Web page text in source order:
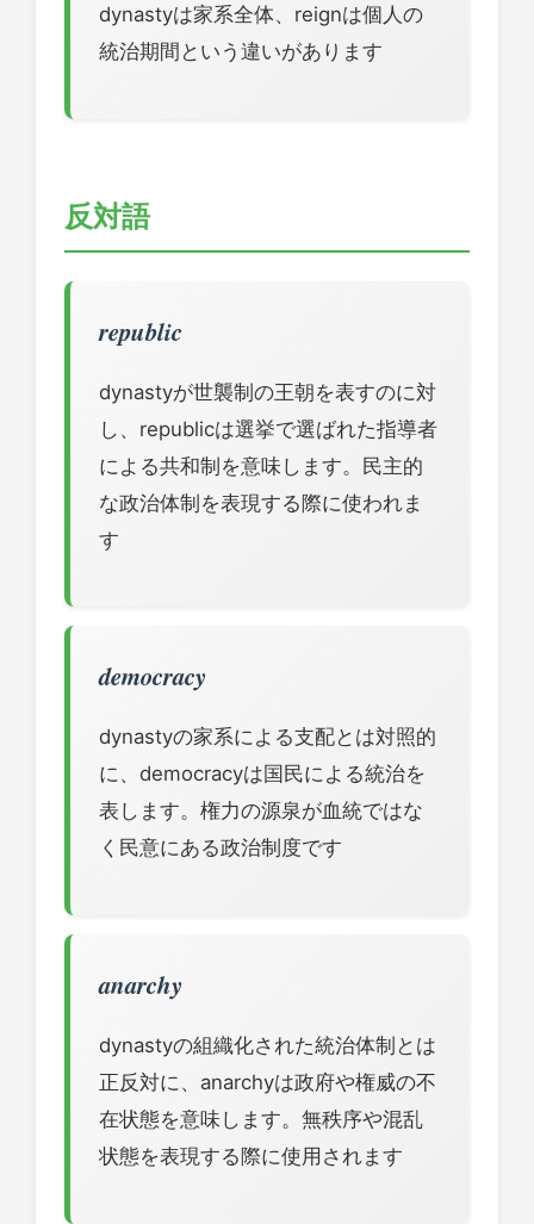
dynastyは家系全体、reignは個人の
統治期間という違いがあります
反対語
republic
dynastyが世襲制の王朝を表すのに対
し、republicは選挙で選ばれた指導者
による共和制を意味します。民主的
な政治体制を表現する際に使われま
す
democracy
dynastyの家系による支配とは対照的
に、democracyは国民による統治を
表します。権力の源泉が血統ではな
く民意にある政治制度です
anarchy
dynastyの組織化された統治体制とは
正反対に、anarchyは政府や権威の不
在状態を意味します。無秩序や混乱
状態を表現する際に使用されます